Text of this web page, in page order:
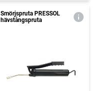
Smörjspruta PRESSOL
hävstångspruta